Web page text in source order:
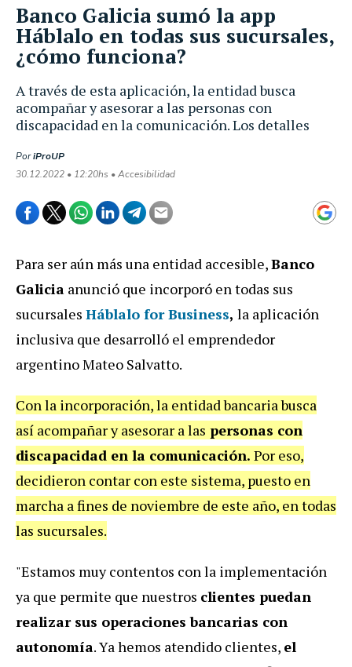
A través de esta aplicación, la entidad busca
acompañar y asesorar a las personas con
discapacidad en la comunicación. Los detalles
PoriProUP
30.12.2022 • 12:20hs • Accesibilidad
Banco Galicia sumó la app
Háblalo en todas sus sucursales,
¿cómo funciona?
Para ser aún más una entidad accesible,Banco
Galicia anunció que incorporó en todas sus
sucursales Háblalo for Business, la aplicación
inclusiva que desarrolló el emprendedor
argentino Mateo Salvatto.
Con la incorporación, la entidad bancaria busca
así acompañar y asesorar a las personas con
discapacidad en la comunicación. Por eso,
decidieron contar con este sistema, puesto en
marcha a fines de noviembre de este año, en todas
las sucursales.
"Estamos muy contentos con la implementación
ya que permite que nuestros clientes puedan
realizar sus operaciones bancarias con
autonomía. Ya hemos atendido clientes, el